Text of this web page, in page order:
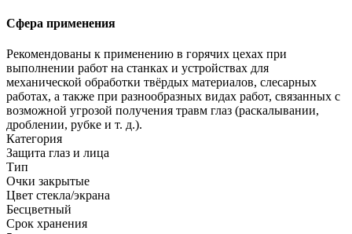
Сфера применения
Рекомендованы к применению в горячих цехах при
выполнении работ на станках и устройствах для
механической обработки твёрдых материалов, слесарных
работах, а также при разнообразных видах работ, связанных с
возможной угрозой получения травм глаз (раскалывании,
дроблении, рубке и т. д.).
Категория
Защита глаз и лица
Тип
Очки закрытые
Цвет стекла/экрана
Бесцветный
Срок хранения